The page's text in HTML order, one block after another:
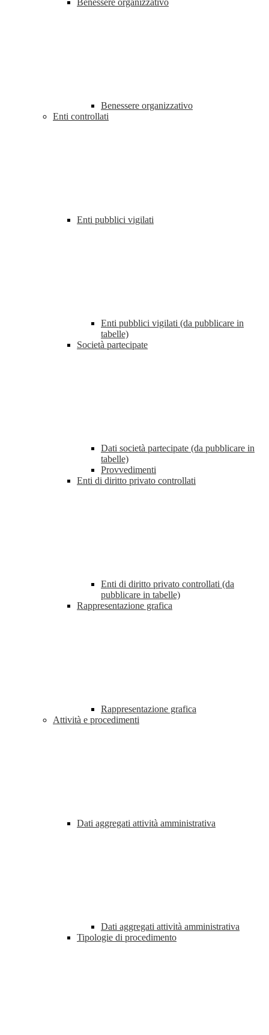
Benessere organizzativo
Benessere organizzativo
Enti controllati
Enti pubblici vigilati
Enti pubblici vigilati (da pubblicare in
tabelle)
Società partecipate
Dati società partecipate (da pubblicare in
tabelle)
Provvedimenti
Enti di diritto privato controllati
Enti di diritto privato controllati (da
pubblicare in tabelle)
Rappresentazione grafica
Rappresentazione grafica
Attività e procedimenti
Dati aggregati attività amministrativa
Dati aggregati attività amministrativa
Tipologie di procedimento